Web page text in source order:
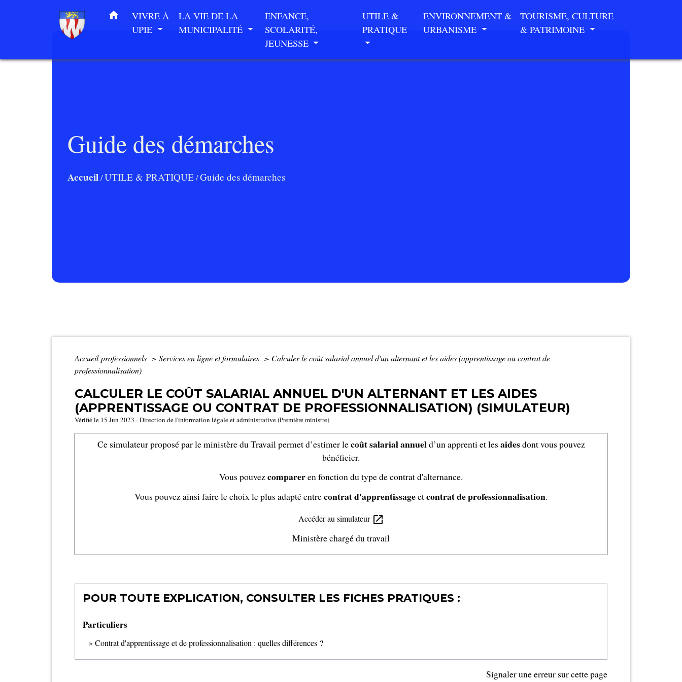
home
VIVRE À
UPIE
LA VIE DE LA
MUNICIPALITÉ
ENFANCE,
SCOLARITÉ,
JEUNESSE
UTILE &
PRATIQUE
ENVIRONNEMENT &
URBANISME
TOURISME, CULTURE
& PATRIMOINE
Guide des démarches
Accueil/UTILE & PRATIQUE/Guide des démarches
Accueil professionnels > Services en ligne et formulaires > Calculer le coût salarial annuel d'un alternant et les aides (apprentissage ou contrat de
professionnalisation)
CALCULER LE COÛT SALARIAL ANNUEL D'UN ALTERNANT ET LES AIDES
(APPRENTISSAGE OU CONTRAT DE PROFESSIONNALISATION) (SIMULATEUR)
Vérifié le 15 Jun 2023 - Direction de l'information légale et administrative (Première ministre)
Ce simulateur proposé par le ministère du Travail permet d’estimer lecoût salarial annueld’un apprenti et les aidesdont vous pouvez
bénéficier.
Vous pouvezcompareren fonction du type de contrat d'alternance.
Vous pouvez ainsi faire le choix le plus adapté entrecontrat d'apprentissageetcontrat de professionnalisation.
Accéder au simulateur open_in_new
Ministère chargé du travail
POUR TOUTE EXPLICATION, CONSULTER LES FICHES PRATIQUES :
Particuliers
Contrat d'apprentissage et de professionnalisation : quelles différences ?
Signaler une erreur sur cette page